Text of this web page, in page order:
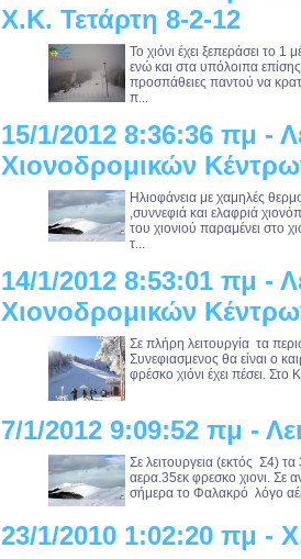
Χ.Κ. Τετάρτη 8-2-12
Το χιόνι έχει ξεπεράσει το
ενώ και στα υπόλοιπα
προσπάθειες παντού να
π...
15/1/2012 8:36:36 πμ -
Χιονοδρομικών
Ηλιοφάνεια με χαμηλές
,συννεφιά και ελαφριά
του χιονιού παραμένει στο
τ...
14/1/2012 8:53:01 πμ -
Χιονοδρομικών
Σε πλήρη λειτουργία τα
Συνεφιασμενος θα είναι ο
φρέσκο χιόνι έχει πέσει.
7/1/2012 9:09:52 πμ -
Σε λειτουργεια (εκτός Σ4)
αερα.35εκ φρεσκο χιονι. Σε
σήμερα το Φαλακρό λόγο
23/1/2010 1:02:20 πμ -